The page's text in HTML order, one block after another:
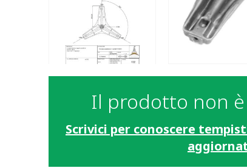
Il prodotto non
Scrivici per conoscere